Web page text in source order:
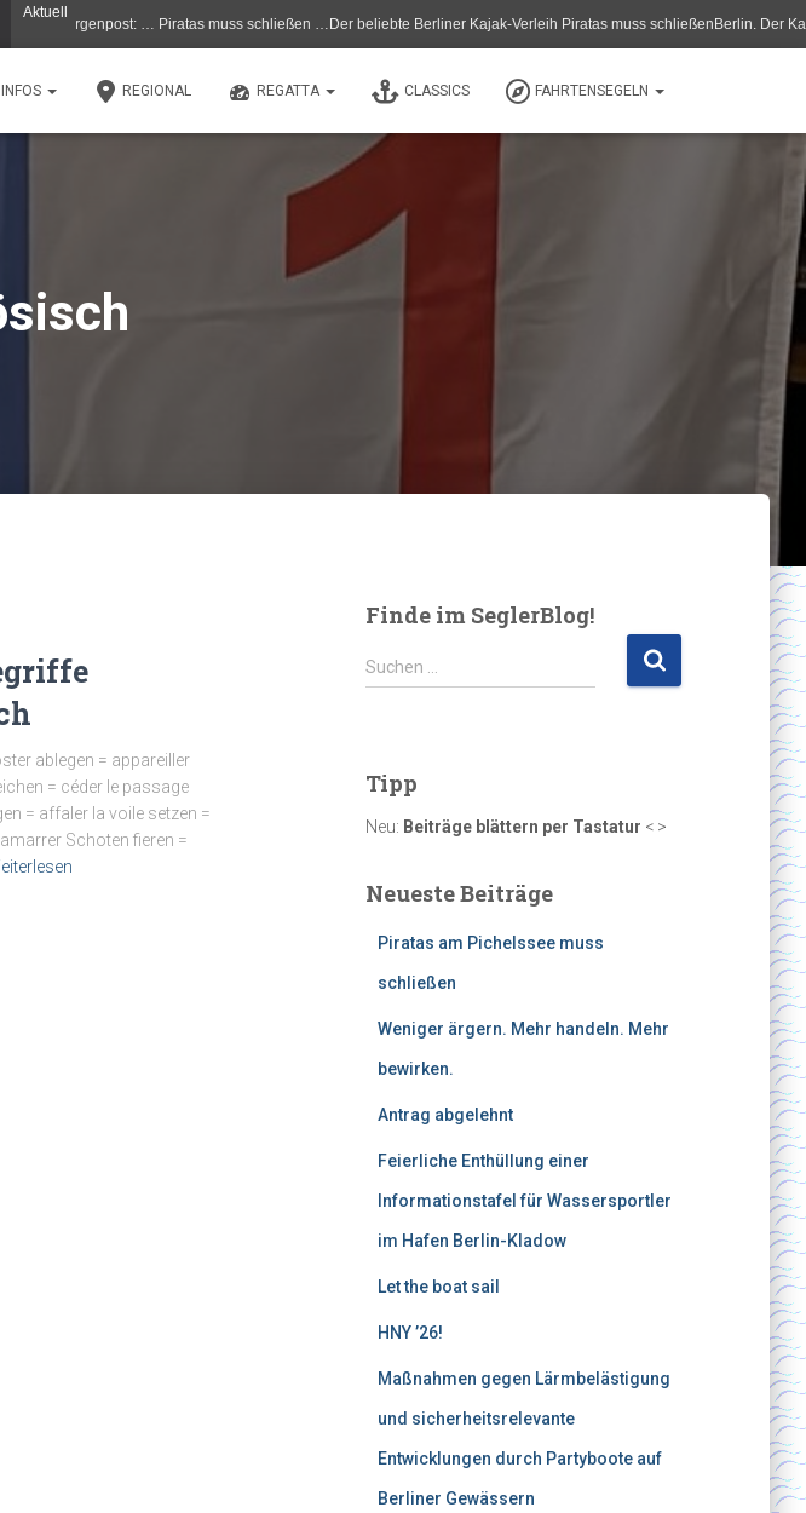
Aktuell
… Piratas muss schließen …Der beliebte Berliner Kajak-Verleih Piratas muss schließenBerlin. Der Kanu-
INFOS REGIONAL REGATTA CLASSICS FAHRTENSEGELN
ablegen = appareiller
= céder le passage
= affaler la voile setzen =
Schoten fieren =
Finde im SeglerBlog!
S
u
n
n
h
Suchen …
Tipp
Neu: Beiträge blättern per Tastatur < >
Neueste Beiträge
Piratas am Pichelssee muss
schließen
Weniger ärgern. Mehr handeln. Mehr
bewirken.
Antrag abgelehnt
Feierliche Enthüllung einer
Informationstafel für Wassersportler
im Hafen Berlin-Kladow
Let the boat sail
HNY ’26!
Maßnahmen gegen Lärmbelästigung
und sicherheitsrelevante
Entwicklungen durch Partyboote auf
Berliner Gewässern